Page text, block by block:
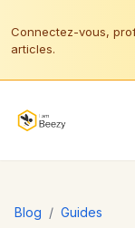
Connectez-vous,
articles.
Blog / Guides